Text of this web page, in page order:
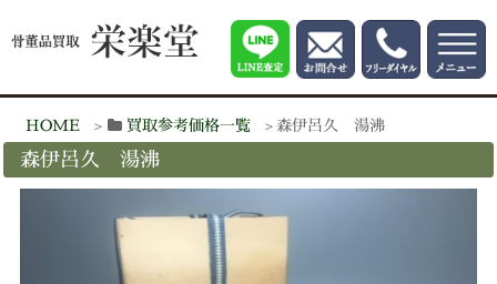
HOME 買取参考価格一覧 森伊呂久 湯沸
森伊呂久 湯沸